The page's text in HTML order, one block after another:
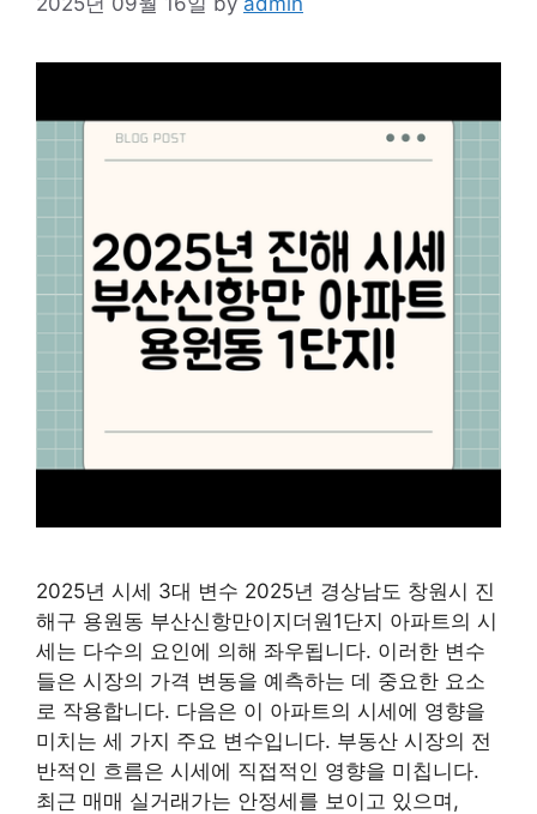
2025년 시세 3대 변수 2025년 경상남도 창원시 진
해구 용원동 부산신항만이지더원1단지 아파트의 시
세는 다수의 요인에 의해 좌우됩니다. 이러한 변수
들은 시장의 가격 변동을 예측하는 데 중요한 요소
로 작용합니다. 다음은 이 아파트의 시세에 영향을
미치는 세 가지 주요 변수입니다. 부동산 시장의 전
반적인 흐름은 시세에 직접적인 영향을 미칩니다.
최근 매매 실거래가는 안정세를 보이고 있으며,